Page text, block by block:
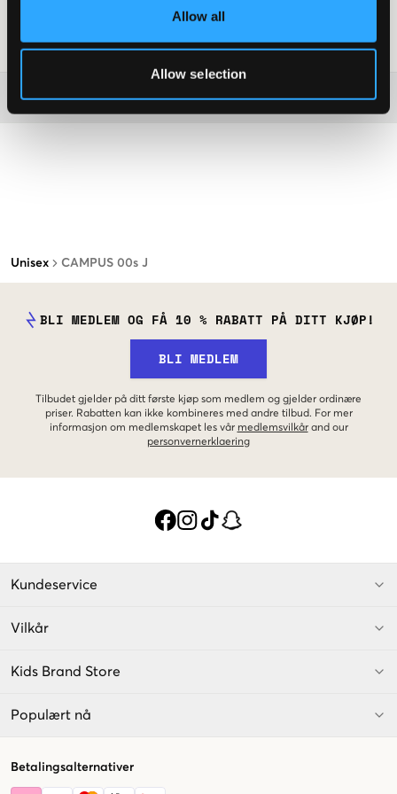
Allow all
Allow selection
Unisex CAMPUS 00s J
Supplier color/color code: CBLACK/FTWWHT/FTWWHT
SKU:131250-001
Washing advice
BLI MEDLEM OG FÅ 10 % RABATT PÅ DITT KJØP!
BLI MEDLEM
Tilbudet gjelder på ditt første kjøp som medlem og gjelder ordinære
priser. Rabatten kan ikke kombineres med andre tilbud. For mer
informasjon om medlemskapet les vår medlemsvilkår and our
personvernerklaering
Kundeservice
Vilkår
Kids Brand Store
Populært nå
Betalingsalternativer